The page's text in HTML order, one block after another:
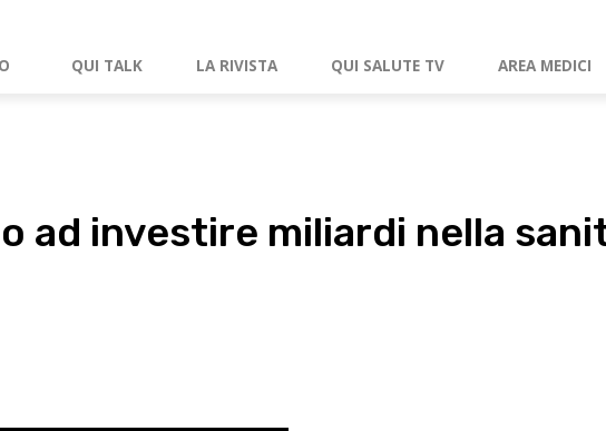
QUI TALK LA RIVISTA QUI SALUTE TV AREA MEDICI
ad investire miliardi nella